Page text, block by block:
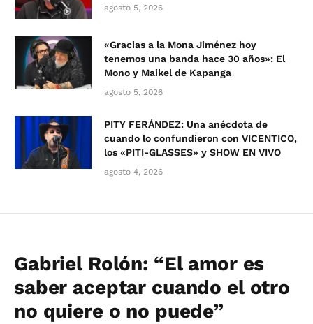
agosto 5, 2026
«Gracias a la Mona Jiménez hoy
tenemos una banda hace 30 años»: El
Mono y Maikel de Kapanga
agosto 5, 2026
PITY FERÁNDEZ: Una anécdota de
cuando lo confundieron con VICENTICO,
los «PITI-GLASSES» y SHOW EN VIVO
agosto 4, 2026
Gabriel Rolón: “El amor es
saber aceptar cuando el otro
no quiere o no puede”